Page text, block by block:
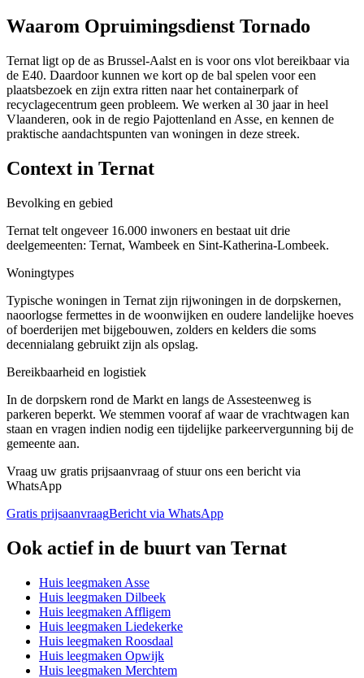
Waarom Opruimingsdienst Tornado
Ternat ligt op de as Brussel-Aalst en is voor ons vlot bereikbaar via
de E40. Daardoor kunnen we kort op de bal spelen voor een
plaatsbezoek en zijn extra ritten naar het containerpark of
recyclagecentrum geen probleem. We werken al 30 jaar in heel
Vlaanderen, ook in de regio Pajottenland en Asse, en kennen de
praktische aandachtspunten van woningen in deze streek.
Context in Ternat
Bevolking en gebied
Ternat telt ongeveer 16.000 inwoners en bestaat uit drie
deelgemeenten: Ternat, Wambeek en Sint-Katherina-Lombeek.
Woningtypes
Typische woningen in Ternat zijn rijwoningen in de dorpskernen,
naoorlogse fermettes in de woonwijken en oudere landelijke hoeves
of boerderijen met bijgebouwen, zolders en kelders die soms
decennialang gebruikt zijn als opslag.
Bereikbaarheid en logistiek
In de dorpskern rond de Markt en langs de Assesteenweg is
parkeren beperkt. We stemmen vooraf af waar de vrachtwagen kan
staan en vragen indien nodig een tijdelijke parkeervergunning bij de
gemeente aan.
Vraag uw gratis prijsaanvraag of stuur ons een bericht via
WhatsApp
Gratis prijsaanvraagBericht via WhatsApp
Ook actief in de buurt van Ternat
Huis leegmaken Asse
Huis leegmaken Dilbeek
Huis leegmaken Affligem
Huis leegmaken Liedekerke
Huis leegmaken Roosdaal
Huis leegmaken Opwijk
Huis leegmaken Merchtem